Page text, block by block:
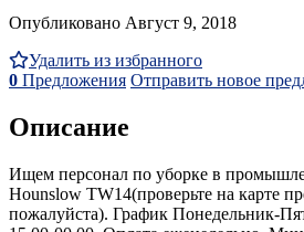
Опубликовано Август 9, 2018
Удалить из избранного
0 Предложения Отправить новое
Описание
Ищем персонал по уборке в
Hounslow TW14(проверьте на карте
пожалуйста). График Понедельник-